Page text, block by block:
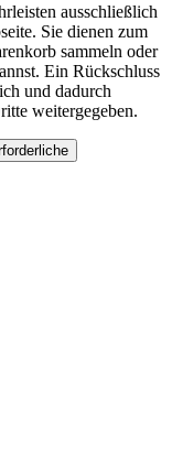
ausschließlich
Sie dienen zum
sammeln oder
Ein Rückschluss
und dadurch
weitergegeben.